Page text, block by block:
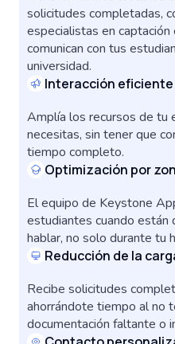
solicitudes completadas,
especialistas en
comunican con tus
universidad.
Interacción
Amplía los recursos de tu
necesitas, sin tener que
tiempo completo.
Optimización por
El equipo de Keystone
estudiantes cuando están
hablar, no solo durante tu
Reducción de la
Recibe solicitudes
ahorrándote tiempo al no
documentación faltante o